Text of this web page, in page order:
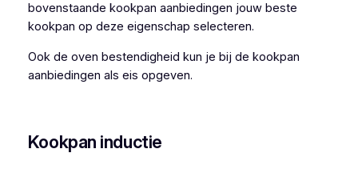
bovenstaande kookpan aanbiedingen jouw beste
kookpan op deze eigenschap selecteren.
Ook de oven bestendigheid kun je bij de kookpan
aanbiedingen als eis opgeven.
Kookpan inductie